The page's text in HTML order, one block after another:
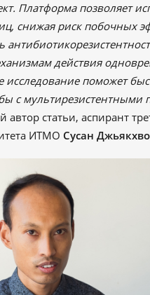
Платформа позволяет
снижая риск побочных
действия
поможет
с мультирезистентными
автор статьи, аспирант
ИТМО Сусан Джьякхво